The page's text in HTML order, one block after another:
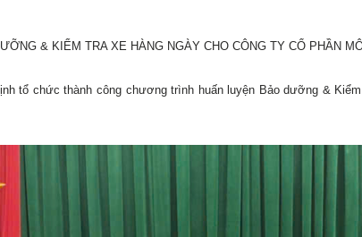
& KIỂM TRA XE HÀNG NGÀY CHO CÔNG TY CỔ PHẦN
tổ chức thành công chương trình huấn luyện Bảo dưỡng &